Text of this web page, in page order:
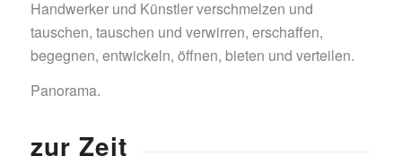
Handwerker und Künstler verschmelzen und
tauschen, tauschen und verwirren, erschaffen,
begegnen, entwickeln, öffnen, bieten und verteilen.
Panorama.
zur Zeit